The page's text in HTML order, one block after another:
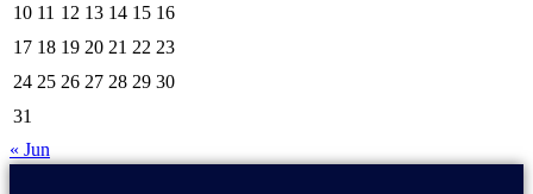
10 11 12 13 14 15 16
17 18 19 20 21 22 23
24 25 26 27 28 29 30
31
« Jun